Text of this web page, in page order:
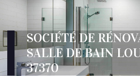
SOCIÉTÉ DE
SALLE DE BAIN
37370